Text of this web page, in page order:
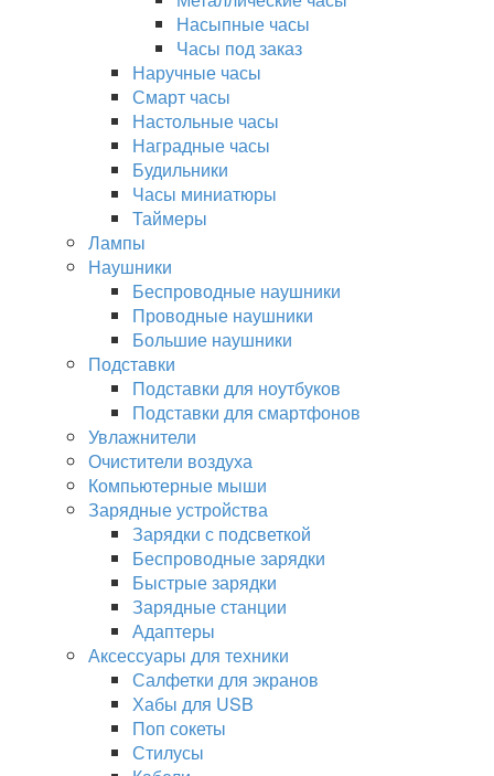
Насыпные часы
Часы под заказ
Наручные часы
Смарт часы
Настольные часы
Наградные часы
Будильники
Часы миниатюры
Таймеры
Лампы
Наушники
Беспроводные наушники
Проводные наушники
Большие наушники
Подставки
Подставки для ноутбуков
Подставки для смартфонов
Увлажнители
Очистители воздуха
Компьютерные мыши
Зарядные устройства
Зарядки с подсветкой
Беспроводные зарядки
Быстрые зарядки
Зарядные станции
Адаптеры
Аксессуары для техники
Салфетки для экранов
Хабы для USB
Поп сокеты
Стилусы